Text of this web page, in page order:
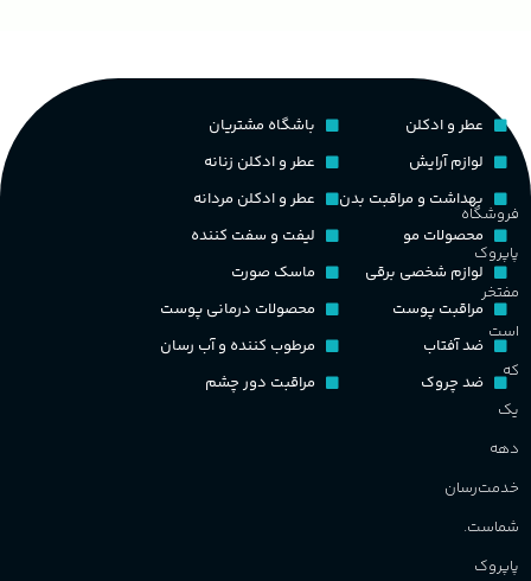
کشور مبدا برند
طبع تلخ
غلظت
اکسترکت دو پرفیوم
گروه بویایی میوه ای
مناسب برای
آقایان
میوه‌ها و مرکبات، وانیل،
فروشگاه
پاپروک
مفتخر
است
که
یک
دهه
خدمت‌رسان
شماست.
پاپروک
عطر و ادکلن
لوازم آرایش
بهداشت و مراقبت بدن
محصولات مو
لوازم شخصی برقی
مراقبت پوست
ضد آفتاب
ضد چروک
باشگاه مشتریان
عطر و ادکلن زنانه
عطر و ادکلن مردانه
لیفت و سفت کننده
ماسک صورت
محصولات درمانی پوست
مرطوب کننده و آب رسان
مراقبت دور چشم